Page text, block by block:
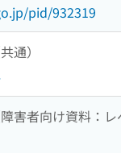
pid/932319
通）
害者向け資料：レ